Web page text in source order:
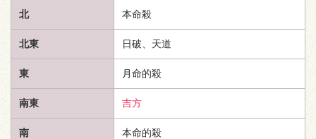
北 本命殺
北東 日破、 天道
東 月命的殺
南東 吉方
南 本命的殺